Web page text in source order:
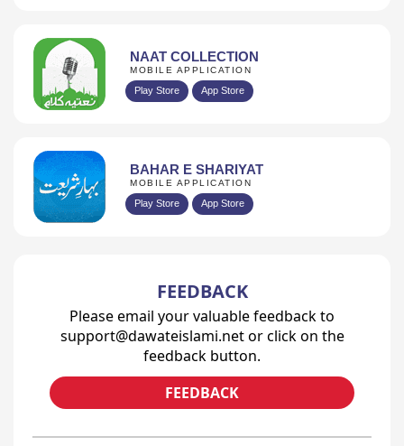
NAAT COLLECTION
MOBILE APPLICATION
Play Store App Store
BAHAR E SHARIYAT
MOBILE APPLICATION
Play Store App Store
FEEDBACK
Please email your valuable feedback to
support@dawateislami.net or click on the
feedback button.
FEEDBACK